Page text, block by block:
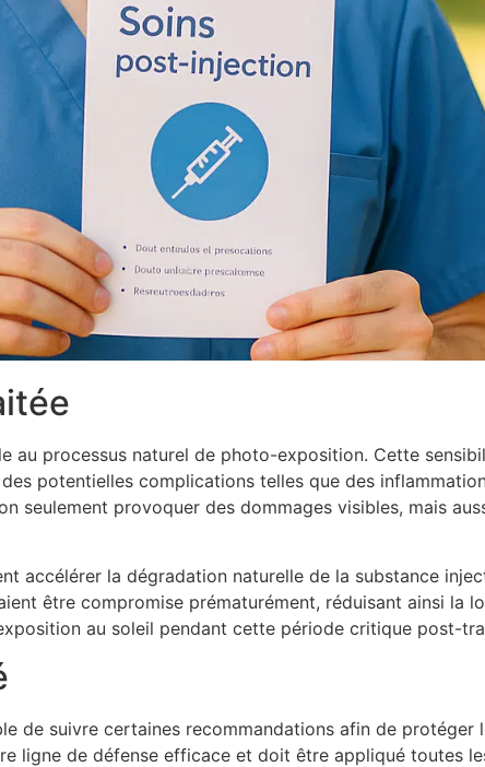
au processus naturel de photo-exposition. Cette
potentielles complications telles que des
seulement provoquer des dommages visibles, mais
accélérer la dégradation naturelle de la substance
être compromise prématurément, réduisant ainsi la
au soleil pendant cette période critique post-
de suivre certaines recommandations afin de protéger
ligne de défense efficace et doit être appliqué toutes